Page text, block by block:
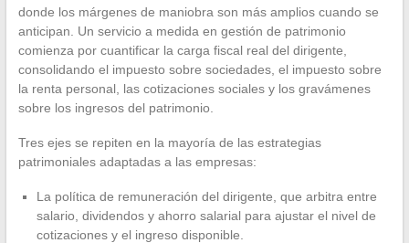
donde los márgenes de maniobra son más amplios cuando se
anticipan. Un servicio a medida en gestión de patrimonio
comienza por cuantificar la carga fiscal real del dirigente,
consolidando el impuesto sobre sociedades, el impuesto sobre
la renta personal, las cotizaciones sociales y los gravámenes
sobre los ingresos del patrimonio.
Tres ejes se repiten en la mayoría de las estrategias
patrimoniales adaptadas a las empresas:
La política de remuneración del dirigente, que arbitra entre
salario, dividendos y ahorro salarial para ajustar el nivel de
cotizaciones y el ingreso disponible.